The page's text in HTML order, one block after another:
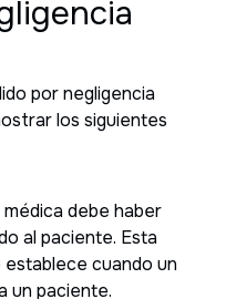
por negligencia
los siguientes
debe haber
al paciente. Esta
cuando un
un paciente.